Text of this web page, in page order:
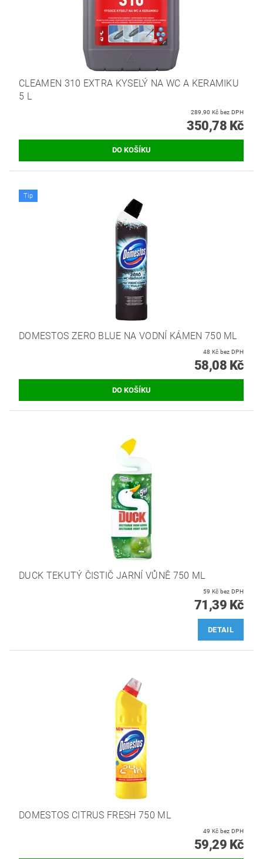
CLEAMEN 310 EXTRA KYSELÝ NA WC A KERAMIKU
5 L
289,90 Kč bez DPH
350,78 Kč
Tip
DOMESTOS ZERO BLUE NA VODNÍ KÁMEN 750 ML
48 Kč bez DPH
58,08 Kč
DUCK TEKUTÝ ČISTIČ JARNÍ VŮNĚ 750 ML
59 Kč bez DPH
71,39 Kč
DETAIL
DOMESTOS CITRUS FRESH 750 ML
49 Kč bez DPH
59,29 Kč